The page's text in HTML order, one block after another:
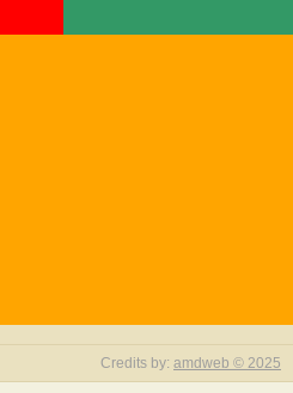
Credits by: amdweb © 2025